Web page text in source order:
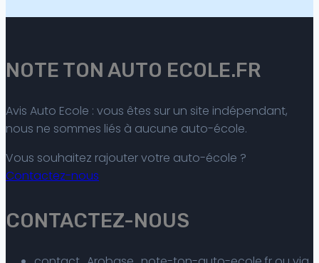
NOTE TON AUTO ECOLE.FR
Avis Auto Ecole : vous êtes sur un site indépendant,
nous ne sommes liés à aucune auto-école.
Vous souhaitez rajouter votre auto-école ?
Contactez-nous
CONTACTEZ-NOUS